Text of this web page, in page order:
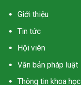
Giới thiệu
Tin tức
Hội viên
Văn bản pháp luật
Thông tin khoa học